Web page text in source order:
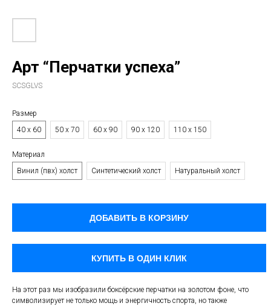
Арт “Перчатки успеха”
SCSGLVS
Размер
40 х 60
50 х 70 60 х 90 90 х 120 110 х 150
Материал
Винил (пвх) холст
Синтетический холст Натуральный холст
ДОБАВИТЬ В КОРЗИНУ
КУПИТЬ В ОДИН КЛИК
На этот раз мы изобразили боксёрские перчатки на золотом фоне, что
символизирует не только мощь и энергичность спорта, но также